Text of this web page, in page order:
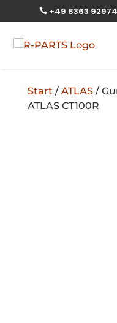
 +49 8363
Start / ATLAS/
ATLAS CT100R